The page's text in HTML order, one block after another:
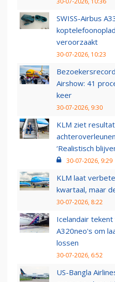
SWISS-Airbus
veroorzaakt
30-07-2026, 10:23
Airshow: 41
keer
30-07-2026, 9:30
KLM ziet
‘Realistisch
30-07-2026, 9:29
KLM laat
kwartaal, maar
30-07-2026, 8:22
Icelandair
A320neo's om
lossen
30-07-2026, 6:52
US-Bangla